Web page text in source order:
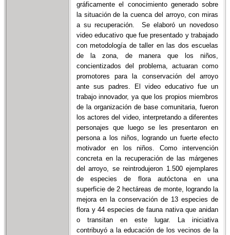
gráficamente el conocimiento generado sobre
la situación de la cuenca del arroyo, con miras
a su recuperación. Se elaboró un novedoso
video educativo que fue presentado y trabajado
con metodología de taller en las dos escuelas
de la zona, de manera que los niños,
concientizados del problema, actuaran como
promotores para la conservación del arroyo
ante sus padres. El video educativo fue un
trabajo innovador, ya que los propios miembros
de la organización de base comunitaria, fueron
los actores del video, interpretando a diferentes
personajes que luego se les presentaron en
persona a los niños, logrando un fuerte efecto
motivador en los niños. Como intervención
concreta en la recuperación de las márgenes
del arroyo, se reintrodujeron 1.500 ejemplares
de especies de flora autóctona en una
superficie de 2 hectáreas de monte, logrando la
mejora en la conservación de 13 especies de
flora y 44 especies de fauna nativa que anidan
o transitan en este lugar. La iniciativa
contribuyó a la educación de los vecinos de la